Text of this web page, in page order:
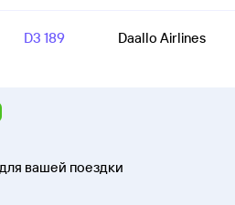
D3 189 Daallo Airlines
вашей поездки